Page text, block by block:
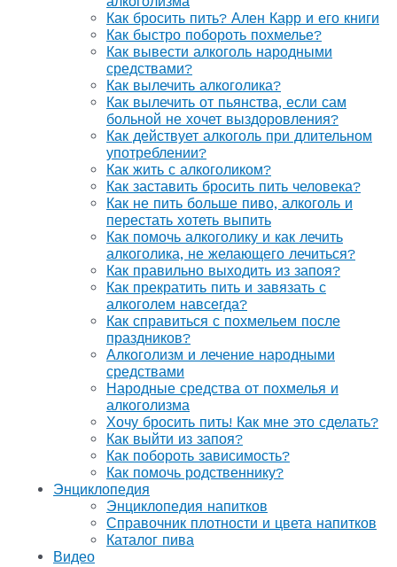
Как бросить пить? Ален Карр и его книги
Как быстро побороть похмелье?
Как вывести алкоголь народными
средствами?
Как вылечить алкоголика?
Как вылечить от пьянства, если сам
больной не хочет выздоровления?
Как действует алкоголь при длительном
употреблении?
Как жить с алкоголиком?
Как заставить бросить пить человека?
Как не пить больше пиво, алкоголь и
перестать хотеть выпить
Как помочь алкоголику и как лечить
алкоголика, не желающего лечиться?
Как правильно выходить из запоя?
Как прекратить пить и завязать с
алкоголем навсегда?
Как справиться с похмельем после
праздников?
Алкоголизм и лечение народными
средствами
Народные средства от похмелья и
алкоголизма
Хочу бросить пить! Как мне это сделать?
Как выйти из запоя?
Как побороть зависимость?
Как помочь родственнику?
Энциклопедия
Энциклопедия напитков
Справочник плотности и цвета напитков
Каталог пива
Видео